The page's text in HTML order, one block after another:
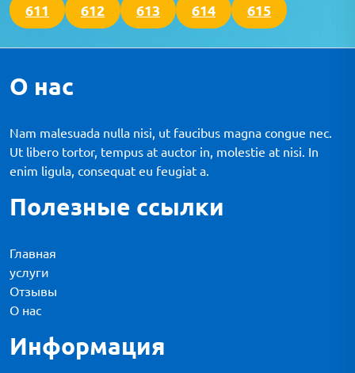
611 612 613 614 615
О нас
Nam malesuada nulla nisi, ut faucibus magna congue nec.
Ut libero tortor, tempus at auctor in, molestie at nisi. In
enim ligula, consequat eu feugiat a.
Полезные ссылки
Главная
услуги
Отзывы
О нас
Информация